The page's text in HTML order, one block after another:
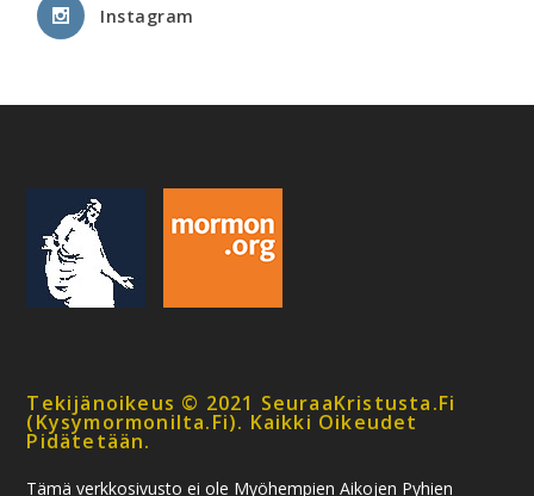
Instagram
Tekijänoikeus © 2021 SeuraaKristusta.fi
(kysymormonilta.fi). Kaikki Oikeudet
Pidätetään.
Tämä verkkosivusto ei ole Myöhempien Aikojen Pyhien